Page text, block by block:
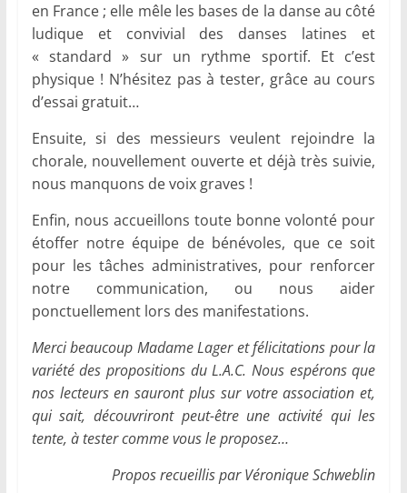
en France ; elle mêle les bases de la danse au côté
ludique et convivial des danses latines et
« standard » sur un rythme sportif. Et c’est
physique ! N’hésitez pas à tester, grâce au cours
d’essai gratuit…
Ensuite, si des messieurs veulent rejoindre la
chorale, nouvellement ouverte et déjà très suivie,
nous manquons de voix graves !
Enfin, nous accueillons toute bonne volonté pour
étoffer notre équipe de bénévoles, que ce soit
pour les tâches administratives, pour renforcer
notre communication, ou nous aider
ponctuellement lors des manifestations.
Merci beaucoup Madame Lager et félicitations pour la
variété des propositions du L.A.C. Nous espérons que
nos lecteurs en sauront plus sur votre association et,
qui sait, découvriront peut-être une activité qui les
tente, à tester comme vous le proposez…
Propos recueillis par Véronique Schweblin